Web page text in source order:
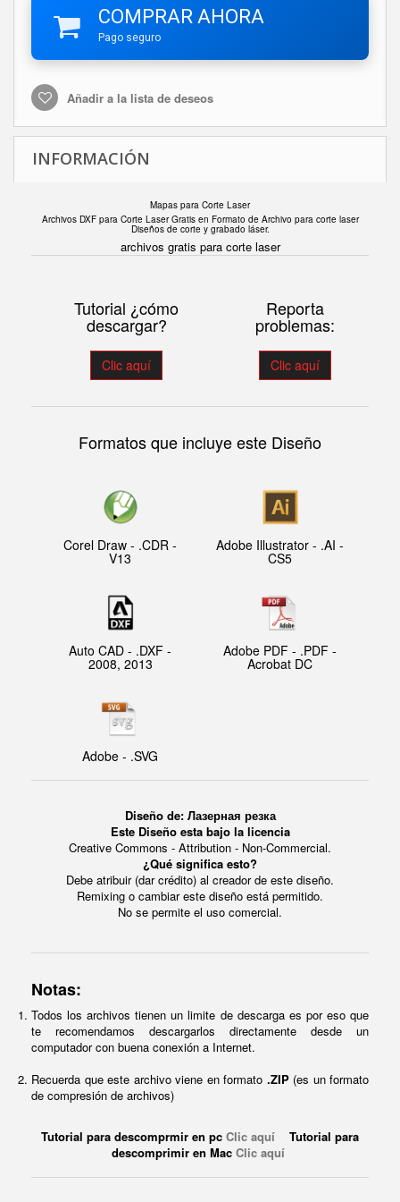
COMPRAR AHORA
Pago seguro
Añadir a la lista de deseos
INFORMACIÓN
Mapas para Corte Laser
Archivos DXF para Corte Laser Gratis en Formato de Archivo para corte laser
Diseños de corte y grabado láser.
archivos gratis para corte laser
Tutorial ¿cómo
descargar?
Clic aquí
Reporta
problemas:
Clic aquí
Formatos que incluye este Diseño
Corel Draw - .CDR -
V13
Adobe Illustrator - .AI -
CS5
Auto CAD - .DXF -
2008, 2013
Adobe PDF - .PDF -
Acrobat DC
Adobe - .SVG
Diseño de: Лазерная резка
Este Diseño esta bajo la licencia
Creative Commons - Attribution - Non-Commercial.
¿Qué significa esto?
Debe atribuir (dar crédito) al creador de este diseño.
Remixing o cambiar este diseño está permitido.
No se permite el uso comercial.
Notas:
Todos los archivos tienen un limite de descarga es por eso que
te recomendamos descargarlos directamente desde un
computador con buena conexión a Internet.
Recuerda que este archivo viene en formato .ZIP(es un formato
de compresión de archivos)
Tutorial para descomprmir en pc Clic aquí Tutorial para
descomprimir en Mac Clic aquí